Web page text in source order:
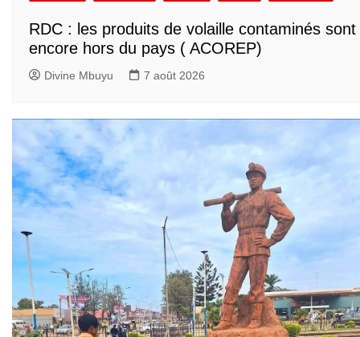
RDC : les produits de volaille contaminés sont
encore hors du pays ( ACOREP)
Divine Mbuyu 7 août 2026